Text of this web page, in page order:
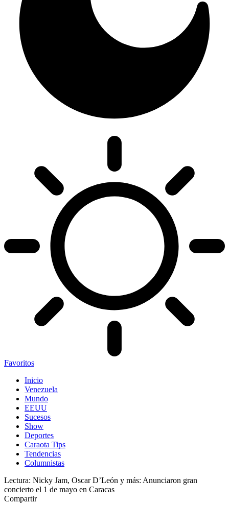
Favoritos
Inicio
Venezuela
Mundo
EEUU
Sucesos
Show
Deportes
Caraota Tips
Tendencias
Columnistas
Lectura: Nicky Jam, Oscar D’León y más: Anunciaron gran
concierto el 1 de mayo en Caracas
Compartir